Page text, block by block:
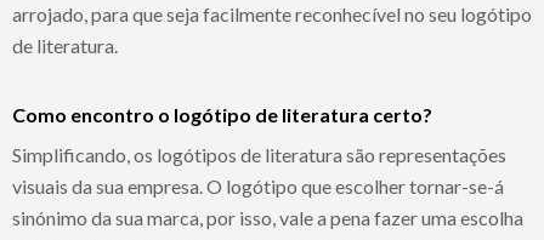
arrojado, para que seja facilmente reconhecível no seu logótipo
de literatura.
Como encontro o logótipo de literatura certo?
Simplificando, os logótipos de literatura são representações
visuais da sua empresa. O logótipo que escolher tornar-se-á
sinónimo da sua marca, por isso, vale a pena fazer uma escolha